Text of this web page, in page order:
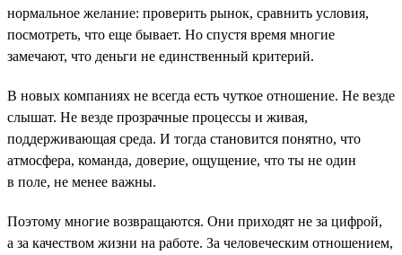
нормальное желание: проверить рынок, сравнить условия,
посмотреть, что еще бывает. Но спустя время многие
замечают, что деньги не единственный критерий.
В новых компаниях не всегда есть чуткое отношение. Не везде
слышат. Не везде прозрачные процессы и живая,
поддерживающая среда. И тогда становится понятно, что
атмосфера, команда, доверие, ощущение, что ты не один
в поле, не менее важны.
Поэтому многие возвращаются. Они приходят не за цифрой,
а за качеством жизни на работе. За человеческим отношением,